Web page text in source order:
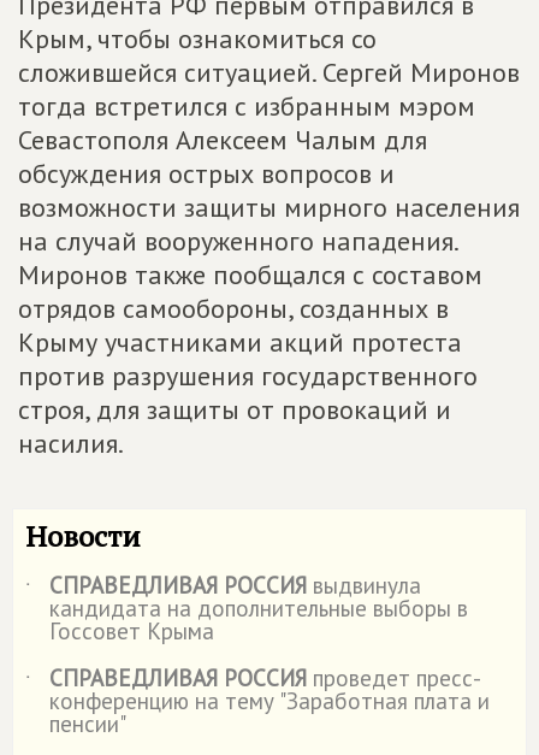
Крым, чтобы ознакомиться со
сложившейся ситуацией. Сергей Миронов
тогда встретился с избранным мэром
Севастополя Алексеем Чалым для
обсуждения острых вопросов и
возможности защиты мирного населения
на случай вооруженного нападения.
Миронов также пообщался с составом
отрядов самообороны, созданных в
Крыму участниками акций протеста
против разрушения государственного
строя, для защиты от провокаций и
насилия.
Новости
˙ СПРАВЕДЛИВАЯ РОССИЯ выдвинула
кандидата на дополнительные выборы в
Госсовет Крыма
˙
СПРАВЕДЛИВАЯ РОССИЯ проведет пресс-
конференцию на тему "Заработная плата и
пенсии"